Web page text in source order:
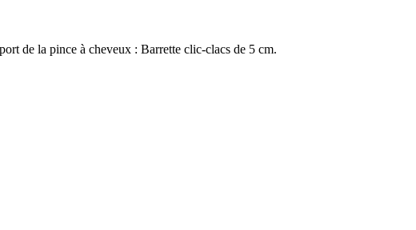
de la pince à cheveux : Barrette clic-clacs de 5 cm.